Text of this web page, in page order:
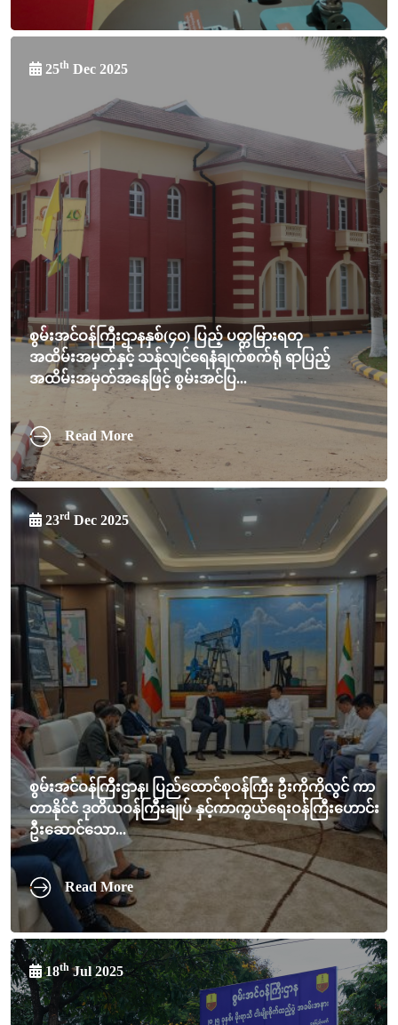
25th Dec 2025
စွမ်းအင်ဝန်ကြီးဌာနနှစ်(၄၀) ပြည့် ပတ္တမြားရတု
အထိမ်းအမှတ်နှင့် သန်လျင်ရေနံချက်စက်ရုံ ရာပြည့်
အထိမ်းအမှတ်အနေဖြင့် စွမ်းအင်ပြ...
Read More
23rd Dec 2025
စွမ်းအင်ဝန်ကြီးဌာန၊ ပြည်ထောင်စုဝန်ကြီး ဦးကိုကိုလွင် ကာ
တာနိုင်ငံ ဒုတိယဝန်ကြီးချုပ် နှင့်ကာကွယ်ရေးဝန်ကြီးဟောင်း
ဦးဆောင်သော...
Read More
18thJul 2025